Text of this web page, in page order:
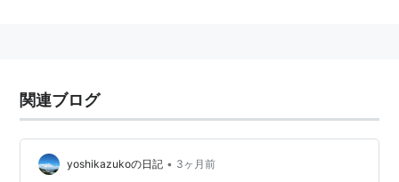
関連ブログ
yoshikazukoの日記 • 3ヶ月前